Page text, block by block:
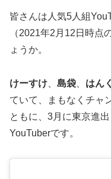
皆さんは人気5人組
（2021年2月12日時点
ょうか。
けーすけ 島袋 はん
ていて、まもなくチャ
ともに、3月に東京進
YouTuberです。